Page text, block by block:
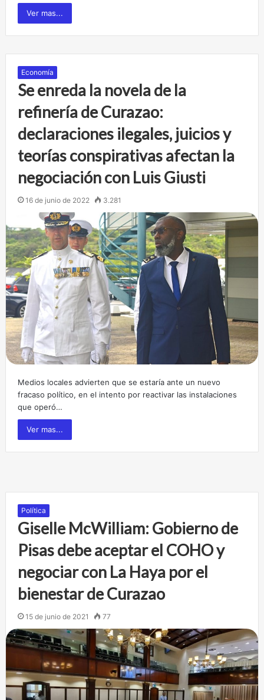
Ver mas...
Economía
Se enreda la novela de la
refinería de Curazao:
declaraciones ilegales, juicios y
teorías conspirativas afectan la
negociación con Luis Giusti
16 de junio de 2022 3.281
Medios locales advierten que se estaría ante un nuevo
fracaso político, en el intento por reactivar las instalaciones
que operó…
Ver mas...
Política
Giselle McWilliam: Gobierno de
Pisas debe aceptar el COHO y
negociar con La Haya por el
bienestar de Curazao
15 de junio de 2021 77